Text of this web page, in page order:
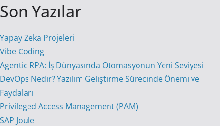
Son Yazılar
Yapay Zeka Projeleri
Vibe Coding
Agentic RPA: İş Dünyasında Otomasyonun Yeni Seviyesi
DevOps Nedir? Yazılım Geliştirme Sürecinde Önemi ve
Faydaları
Privileged Access Management (PAM)
SAP Joule